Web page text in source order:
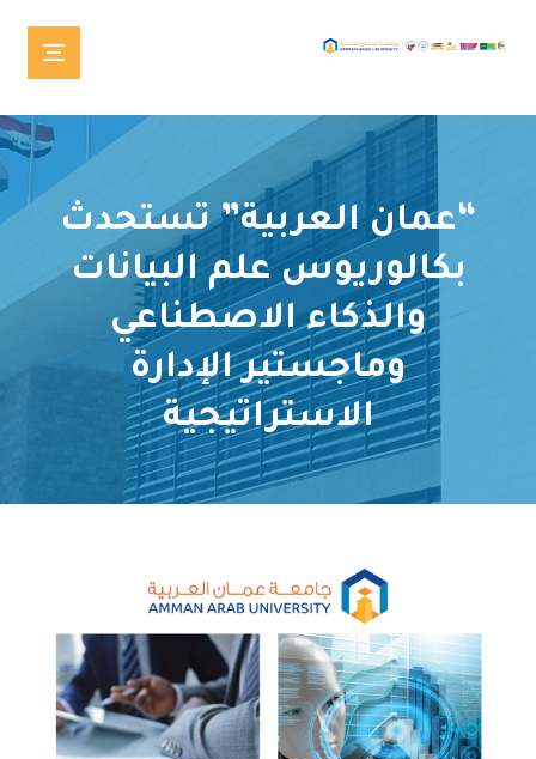
“عمان العربية” تستحدث
بكالوريوس علم البيانات
والذكاء الاصطناعي
وماجستير الإدارة
الاستراتيجية